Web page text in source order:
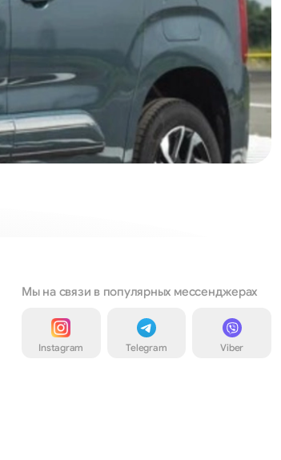
Мы на связи в популярных мессенджерах
Instagram Telegram Viber